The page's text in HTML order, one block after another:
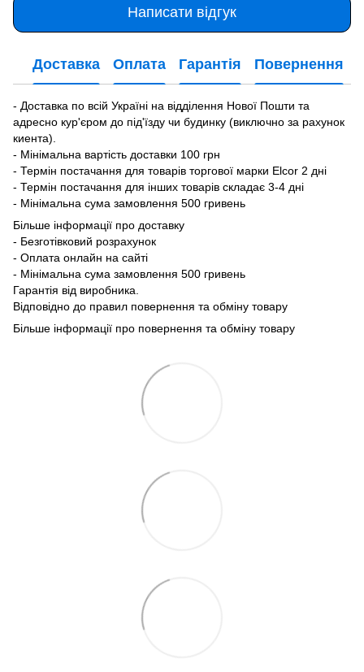
Написати відгук
Доставка Оплата Гарантія Повернення
- Доставка по всій Україні на відділення Нової Пошти та
адресно кур'єром до під'їзду чи будинку (виключно за рахунок
киента).
- Мінімальна вартість доставки 100 грн
- Термін постачання для товарів торгової марки Elcor 2 дні
- Термін постачання для інших товарів складає 3-4 дні
- Мінімальна сума замовлення 500 гривень
Більше інформації про доставку
- Безготівковий розрахунок
- Оплата онлайн на сайті
- Мінімальна сума замовлення 500 гривень
Гарантія від виробника.
Відповідно до правил повернення та обміну товару
Більше інформації про повернення та обміну товару